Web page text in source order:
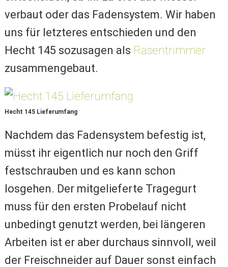
verbaut oder das Fadensystem. Wir haben
uns für letzteres entschieden und den
Hecht 145 sozusagen als Rasentrimmer
zusammengebaut.
Hecht 145 Lieferumfang
Nachdem das Fadensystem befestig ist,
müsst ihr eigentlich nur noch den Griff
festschrauben und es kann schon
losgehen. Der mitgelieferte Tragegurt
muss für den ersten Probelauf nicht
unbedingt genutzt werden, bei längeren
Arbeiten ist er aber durchaus sinnvoll, weil
der Freischneider auf Dauer sonst einfach